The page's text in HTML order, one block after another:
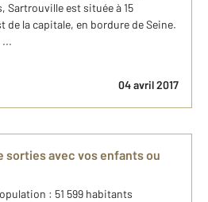
Sartrouville est située à 15
la capitale, en bordure de Seine.
...
04 avril 2017
sorties avec vos enfants ou
: 51 599 habitants